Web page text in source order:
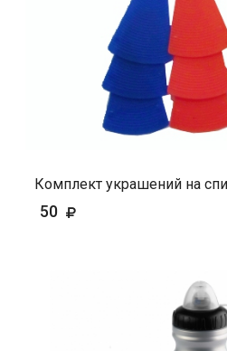
Комплект украшений на
50